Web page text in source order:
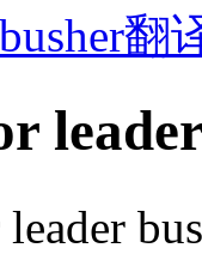
翻
leader